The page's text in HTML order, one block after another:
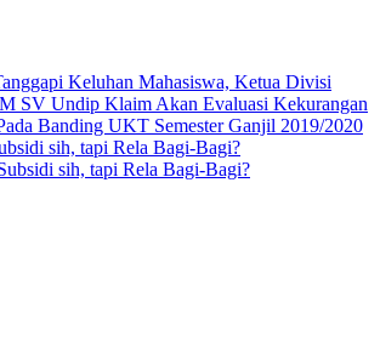
Keluhan Mahasiswa, Ketua Divisi
SV Undip Klaim Akan Evaluasi Kekurangan
Banding UKT Semester Ganjil 2019/2020
sih, tapi Rela Bagi-Bagi?
sih, tapi Rela Bagi-Bagi?